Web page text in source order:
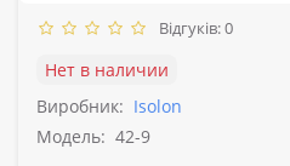
Відгуків: 0
Нет в наличии
Виробник: Isolon
Модель: 42-9